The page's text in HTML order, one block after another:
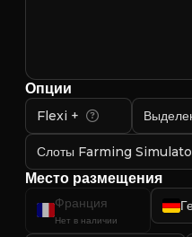
Опции
Flexi +
Слоты Farming
Место размещения
Франция
Нет в наличии